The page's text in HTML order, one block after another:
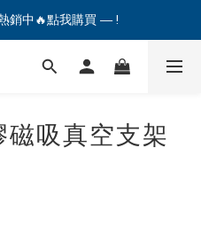
銷中🔥點我購買 — !
友領優惠券！🎫
銷中🔥點我購買 — !
吸真空支架